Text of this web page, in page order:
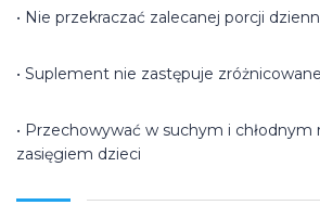
• Nie przekraczać zalecanej porcji
• Suplement nie zastępuje
• Przechowywać w suchym i chłodnym
zasięgiem dzieci